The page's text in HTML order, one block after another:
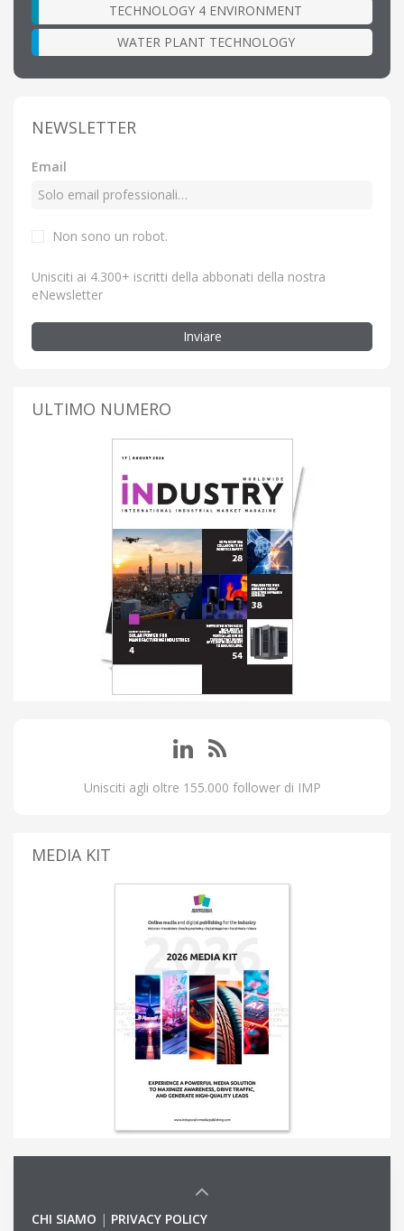
TECHNOLOGY 4 ENVIRONMENT
WATER PLANT TECHNOLOGY
NEWSLETTER
Email
Non sono un robot.
Unisciti ai 4.300+ iscritti della abbonati della nostra
eNewsletter
Inviare
ULTIMO NUMERO
Unisciti agli oltre 155.000 follower di IMP
MEDIA KIT
CHI SIAMO | PRIVACY POLICY